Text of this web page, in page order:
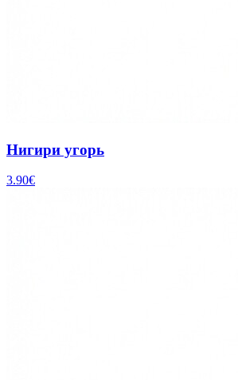
Нигири угорь
3.90€